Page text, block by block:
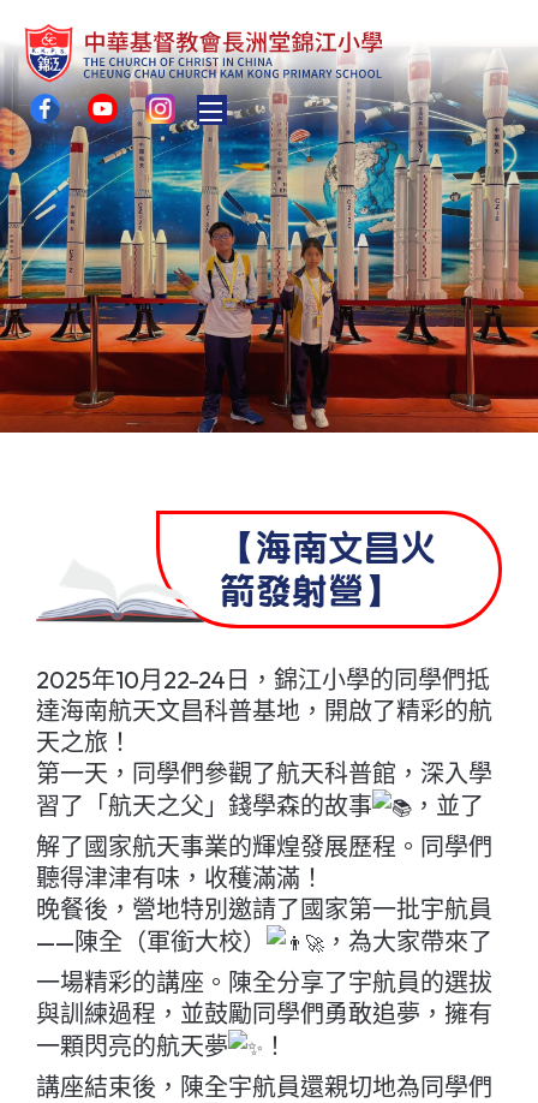
Toggle main menu visibility
【海南文昌火
箭發射營】
2025年10月22-24日，錦江小學的同學們抵
達海南航天文昌科普基地，開啟了精彩的航
天之旅！
第一天，同學們參觀了航天科普館，深入學
習了「航天之父」錢學森的故事
，並了
解了國家航天事業的輝煌發展歷程。同學們
聽得津津有味，收穫滿滿！
晚餐後，營地特別邀請了國家第一批宇航員
——陳全（軍銜大校）
，為大家帶來了
一場精彩的講座。陳全分享了宇航員的選拔
與訓練過程，並鼓勵同學們勇敢追夢，擁有
一顆閃亮的航天夢
！
講座結束後，陳全宇航員還親切地為同學們